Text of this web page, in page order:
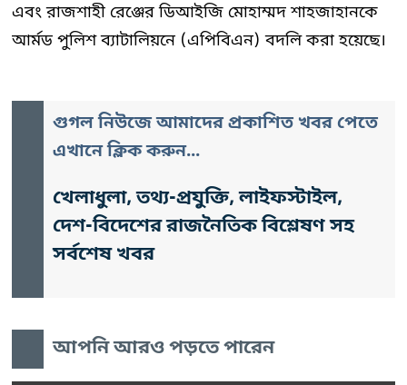
এবং রাজশাহী রেঞ্জের ডিআইজি মোহাম্মদ শাহজাহানকে
আর্মড পুলিশ ব্যাটালিয়নে (এপিবিএন) বদলি করা হয়েছে।
গুগল নিউজে আমাদের প্রকাশিত খবর পেতে
এখানে ক্লিক করুন...
খেলাধুলা, তথ্য-প্রযুক্তি, লাইফস্টাইল,
দেশ-বিদেশের রাজনৈতিক বিশ্লেষণ সহ
সর্বশেষ খবর
আপনি আরও পড়তে পারেন